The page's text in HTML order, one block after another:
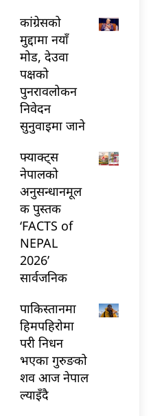
कांग्रेसको
मुद्दामा नयाँ
मोड, देउवा
पक्षको
पुनरावलोकन
निवेदन
सुनुवाइमा जाने
फ्याक्ट्स
नेपालको
अनुसन्धानमूल
क पुस्तक
‘FACTS of
NEPAL
2026’
सार्वजनिक
पाकिस्तानमा
हिमपहिरोमा
परी निधन
भएका गुरुङको
शव आज नेपाल
ल्याइँदै